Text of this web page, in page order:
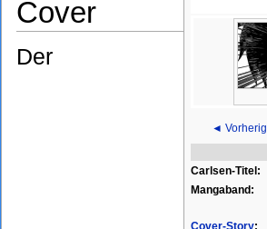
◄
Carlsen-Titel:
Mangaband:
Cover-Story:
Cover
Der